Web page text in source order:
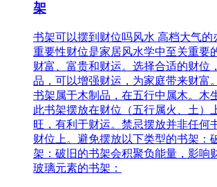
架
书架可以摆到财位吗风水 高档大气的
重要性财位是家居风水学中至关重要
财富、富贵和财运。选择合适的财位
品，可以增强财运，为家庭带来财富
书架属于木制品，在五行中属木。木
此书架摆放在财位（五行属火、土）
旺，有利于财运。禁忌摆放并非任何
财位上。避免摆放以下类型的书架：
架：破旧的书架会积聚负能量，影响
玻璃元素的书架：